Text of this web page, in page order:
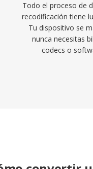
Todo el proceso de
recodificación tiene
Tu dispositivo se
nunca necesitas
codecs o